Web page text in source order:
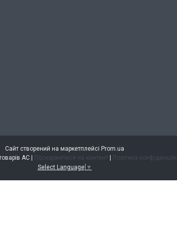
Сайт створений на маркетплейсі Prom.ua
Поскаржитися на контент
Політика
Select Language ▼